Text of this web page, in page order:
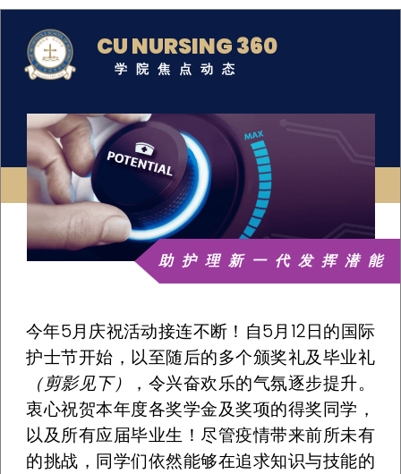
CU NURSING 360
学院焦点动态
助护理新一代发挥潜能
今年5月庆祝活动接连不断！自5月12日的国际
护士节开始，以至随后的多个颁奖礼及毕业礼
（剪影见下）
，令兴奋欢乐的气氛逐步提升。
衷心祝贺本年度各奖学金及奖项的得奖同学，
以及所有应届毕业生！尽管疫情带来前所未有
的挑战，同学们依然能够在追求知识与技能的